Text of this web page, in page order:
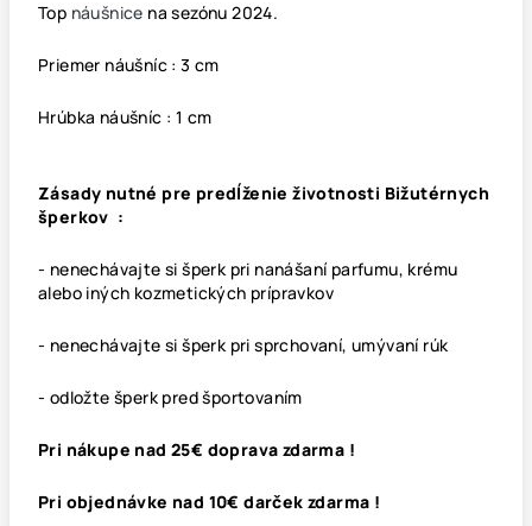
Top náušnice na sezónu 2024.
Priemer náušníc : 3 cm
Hrúbka náušníc : 1 cm
Zásady nutné pre predĺženie životnosti Bižutérnych
šperkov :
- nenechávajte si šperk pri nanášaní parfumu, krému
alebo iných kozmetických prípravkov
- nenechávajte si šperk pri sprchovaní, umývaní rúk
- odložte šperk pred športovaním
Pri nákupe nad 25€ doprava zdarma !
Pri objednávke nad 10€ darček zdarma !